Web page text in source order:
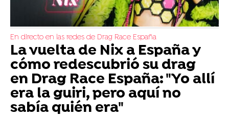
En directo en las redes de Drag Race España
La vuelta de Nix a España y
cómo redescubrió su drag
en Drag Race España: "Yo allí
era la guiri, pero aquí no
sabía quién era"